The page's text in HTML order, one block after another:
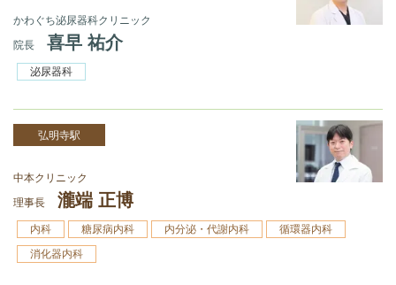
かわぐち泌尿器科クリニック
院長
喜早 祐介
泌尿器科
弘明寺駅
中本クリニック
理事長
瀧端 正博
内科 糖尿病内科 内分泌・代謝内科
循環器内科
消化器内科